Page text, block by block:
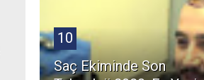
10
Saç Ekiminde Son